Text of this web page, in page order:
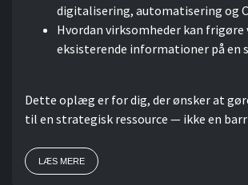
digitalisering, automatisering og
Hvordan virksomheder kan
eksisterende informationer på en
Dette oplæg er for dig, der ønsker at
til en strategisk ressource — ikke en
LÆS MERE